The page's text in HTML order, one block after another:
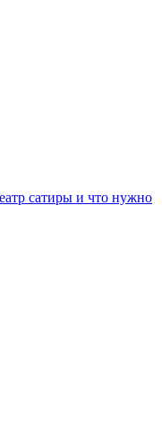
сатиры и что нужно